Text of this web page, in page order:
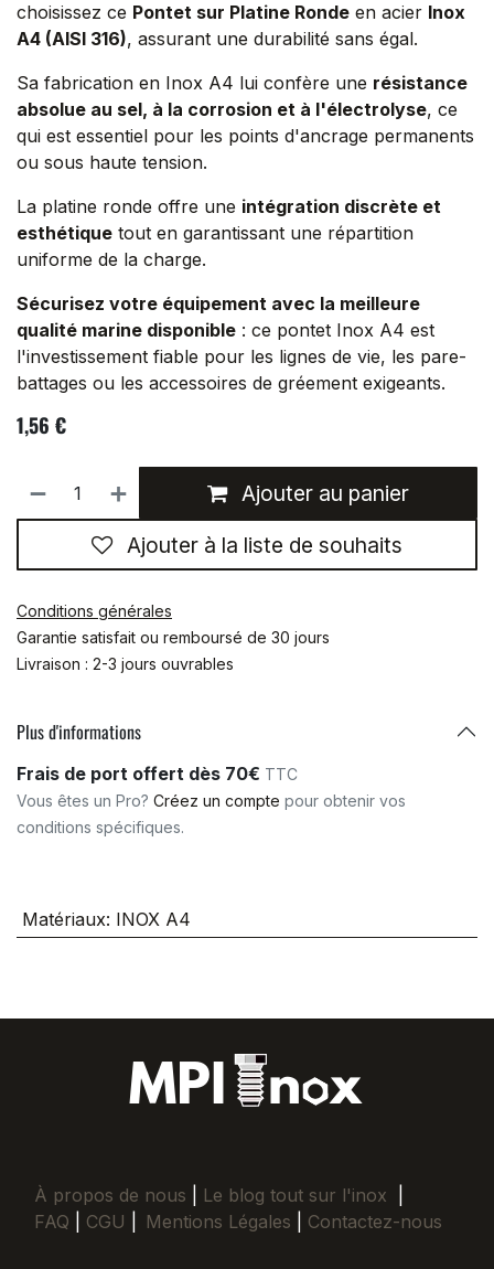
choisissez ce Pontet sur Platine Ronde en acier Inox
A4 (AISI 316), assurant une durabilité sans égal.
Sa fabrication en Inox A4 lui confère une résistance
absolue au sel, à la corrosion et à l'électrolyse, ce
qui est essentiel pour les points d'ancrage permanents
ou sous haute tension.
La platine ronde offre une intégration discrète et
esthétique tout en garantissant une répartition
uniforme de la charge.
Sécurisez votre équipement avec la meilleure
qualité marine disponible : ce pontet Inox A4 est
l'investissement fiable pour les lignes de vie, les pare-
battages ou les accessoires de gréement exigeants.
1,56 €
Ajouter au panier
Ajouter à la liste de souhaits
Conditions générales
Garantie satisfait ou remboursé de 30 jours
Livraison : 2-3 jours ouvrables
Plus d'informations
Frais de port offert dès 70€ TTC
Vous êtes un Pro? Créez un compte pour obtenir vos
conditions spécifiques.
Matériaux: INOX A4
À propos de nous Le blog tout sur l'inox
FAQ
CGU Mentions Légales Contactez-nous